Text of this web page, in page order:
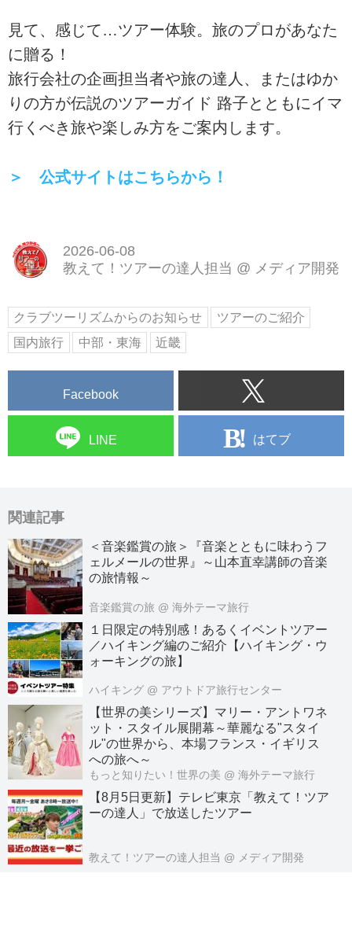
見て、感じて…ツアー体験。旅のプロがあなた
に贈る！
旅行会社の企画担当者や旅の達人、またはゆか
りの方が伝説のツアーガイド 路子とともにイマ
行くべき旅や楽しみ方をご案内します。
＞ 公式サイトはこちらから！
2026-06-08
教えて！ツアーの達人担当 @ メディア開発
クラブツーリズムからのお知らせ
ツアーのご紹介
国内旅行
中部・東海 近畿
Facebook
LINE はてブ
関連記事
＜音楽鑑賞の旅＞『音楽とともに味わうフ
ェルメールの世界』～山本直幸講師の音楽
の旅情報～
音楽鑑賞の旅 @ 海外テーマ旅行
１日限定の特別感！あるくイベントツアー
／ハイキング編のご紹介【ハイキング・ウ
ォーキングの旅】
ハイキング @ アウトドア旅行センター
【世界の美シリーズ】マリー・アントワネ
ット・スタイル展開幕～華麗なる"スタイ
ル"の世界から、本場フランス・イギリス
への旅へ～
もっと知りたい！世界の美 @ 海外テーマ旅行
【8月5日更新】テレビ東京「教えて！ツア
ーの達人」で放送したツアー
教えて！ツアーの達人担当 @ メディア開発